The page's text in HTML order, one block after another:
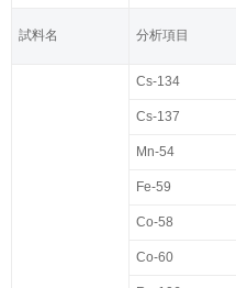
試料名 分析項目
Cs-134
Cs-137
Mn-54
Fe-59
Co-58
Co-60